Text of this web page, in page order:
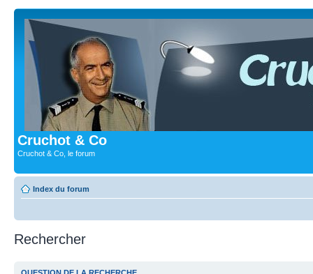
Cruchot & Co
Cruchot & Co, le forum
Index du forum
Rechercher